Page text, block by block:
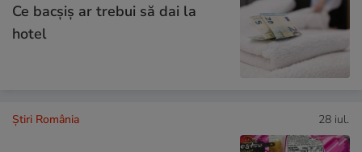
Ce bacşiş ar trebui să dai la
hotel
Știri România 28 iul.